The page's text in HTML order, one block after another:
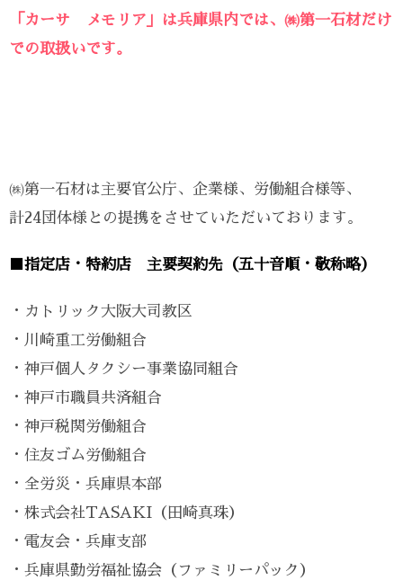
「カーサ メモリア」は兵庫県内では、㈱第一石材だけ
での取扱いです。
㈱第一石材は主要官公庁、企業様、労働組合様等、
計24団体様との提携をさせていただいております。
■指定店・特約店 主要契約先（五十音順・敬称略）
・カトリック大阪大司教区
・川崎重工労働組合
・神戸個人タクシー事業協同組合
・神戸市職員共済組合
・神戸税関労働組合
・住友ゴム労働組合
・全労災・兵庫県本部
・株式会社TASAKI（田崎真珠）
・電友会・兵庫支部
・兵庫県勤労福祉協会（ファミリーパック）